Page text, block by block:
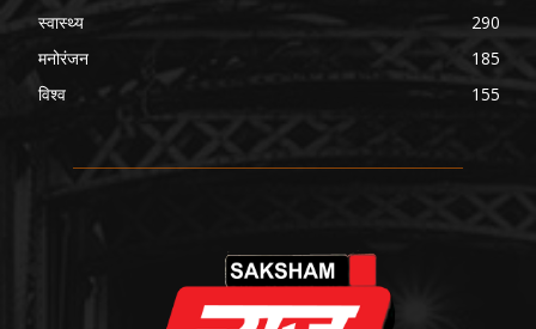
स्वास्थ्य
290
मनोरंजन
185
विश्व
155